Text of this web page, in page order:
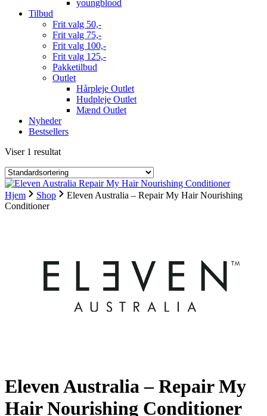
youngblood
Tilbud
Frit valg 50,-
Frit valg 75,-
Frit valg 100,-
Frit valg 125,-
Pakketilbud
Outlet
Hårpleje Outlet
Hudpleje Outlet
Mænd Outlet
Nyheder
Bestsellers
Viser 1 resultat
Hjem Shop
Eleven Australia – Repair My Hair Nourishing
Conditioner
Eleven Australia – Repair My
Hair Nourishing Conditioner